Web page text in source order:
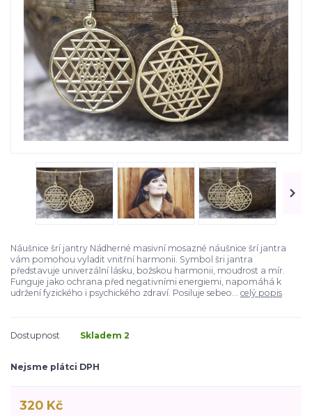
Náušnice šrí jantry Nádherné masivní mosazné náušnice šrí jantra
vám pomohou vyladit vnitřní harmonii. Symbol šri jantra
představuje univerzální lásku, božskou harmonii, moudrost a mír.
Funguje jako ochrana před negativními energiemi, napomáhá k
udržení fyzického i psychického zdraví. Posiluje sebeo... celý popis
Dostupnost Skladem 2
Nejsme plátci DPH
320 Kč